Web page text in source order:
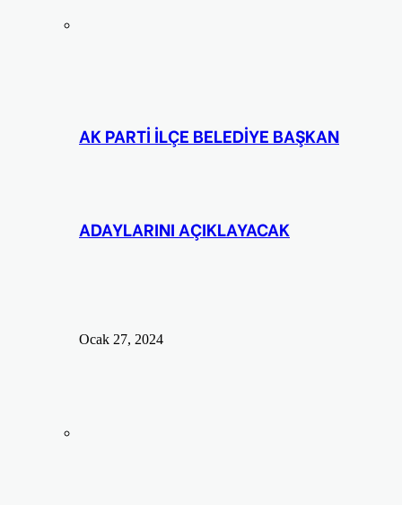
AK PARTİ İLÇE BELEDİYE BAŞKAN
ADAYLARINI AÇIKLAYACAK
Ocak 27, 2024